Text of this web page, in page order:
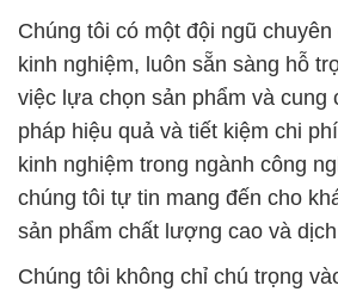
Chúng tôi có một đội ngũ
kinh nghiệm, luôn sẵn sàng hỗ
việc lựa chọn sản phẩm và cung
pháp hiệu quả và tiết kiệm chi
kinh nghiệm trong ngành công
chúng tôi tự tin mang đến cho
sản phẩm chất lượng cao và
Chúng tôi không chỉ chú trọng